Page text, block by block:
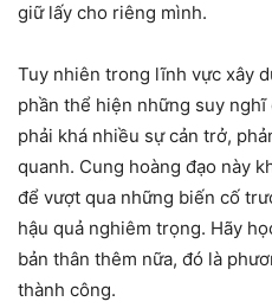
giữ lấy cho riêng mình.
Tuy nhiên trong lĩnh vực xây
phần thể hiện những suy
phải khá nhiều sự cản trở,
quanh. Cung hoàng đạo này
để vượt qua những biến cố
hậu quả nghiêm trọng. Hãy
bản thân thêm nữa, đó là
thành công.